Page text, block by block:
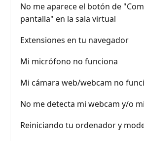
No me aparece el botón de
pantalla" en la sala virtual
Extensiones en tu navegador
Mi micrófono no funciona
Mi cámara web/webcam no
No me detecta mi webcam y/o
Reiniciando tu ordenador y